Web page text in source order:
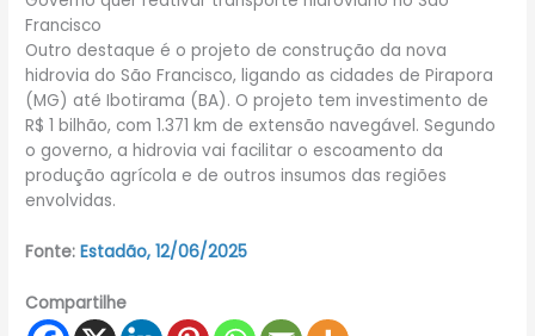
Francisco
Outro destaque é o projeto de construção da nova
hidrovia do São Francisco, ligando as cidades de Pirapora
(MG) até Ibotirama (BA). O projeto tem investimento de
R$ 1 bilhão, com 1.371 km de extensão navegável. Segundo
o governo, a hidrovia vai facilitar o escoamento da
produção agrícola e de outros insumos das regiões
envolvidas.
Fonte:Estadão, 12/06/2025
Compartilhe